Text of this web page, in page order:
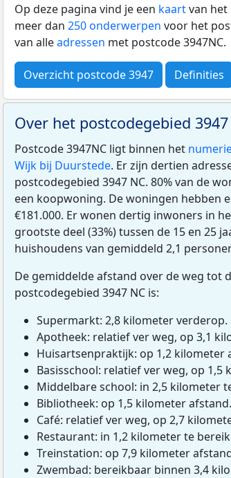
Op deze pagina vind je een kaartvan het
meer dan 250 onderwerpen voor het
van alleadressen met postcode 3947NC.
Overzicht postcode 3947 Definities
Over het postcodegebied 3947
Postcode 3947NC ligt binnen het
Wijk bij Duurstede. Er zijn dertien
postcodegebied 3947 NC. 80% van de
een koopwoning. De woningen hebben
€181.000. Er wonen dertig inwoners in
grootste deel (33%) tussen de 15 en 25
huishoudens van gemiddeld 2,1
De gemiddelde afstand over de weg tot
postcodegebied 3947 NC is:
Supermarkt: 2,8 kilometer verderop.
Apotheek: relatief ver weg, op 3,1
Huisartsenpraktijk: op 1,2 kilometer
Basisschool: relatief ver weg, op 1,5
Middelbare school: in 2,5 kilometer
Bibliotheek: op 1,5 kilometer afstand.
Café: relatief ver weg, op 2,7
Restaurant: in 1,2 kilometer te
Treinstation: op 7,9 kilometer
Zwembad: bereikbaar binnen 3,4